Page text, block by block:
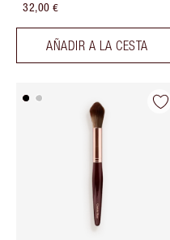
32,00 €
AÑADIR A LA CESTA